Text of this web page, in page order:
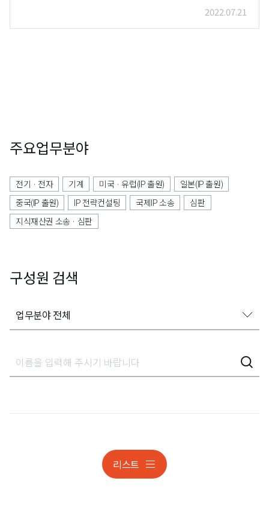
주요업무분야
전기 · 전자 기계 미국 · 유럽(IP 출원)
일본(IP 출원)
중국(IP 출원)
IP 전략컨설팅 국제IP 소송
심판
지식재산권 소송 · 심판
구성원 검색
업무분야 전체
게임 · 스포츠 · 엔터테인먼트
2022.07.21
리스트